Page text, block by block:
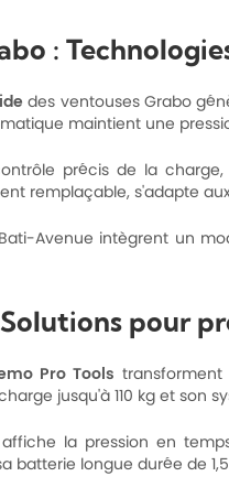
:
des ventouses Grabo
maintient une
précis de la
remplaçable, s'adapte
Avenue intègrent un
pour
Pro Tools
jusqu'à 110 kg et son
la pression en
batterie longue durée de